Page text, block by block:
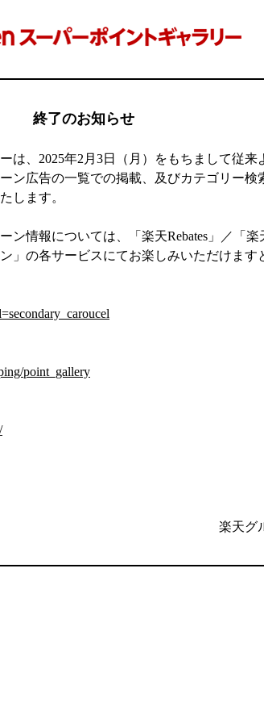
終了のお知らせ
は、2025年2月3日（月）をもちまして従来
ン広告の一覧での掲載、及びカテゴリー検
します。
ン情報については、「楽天Rebates」／「楽
」の各サービスにてお楽しみいただけます
point_gallery
楽天グ